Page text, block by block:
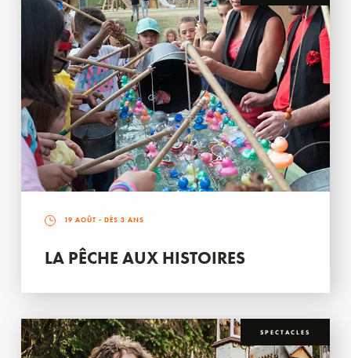
19 AOÛT - DÈS 3 ANS
LA PÊCHE AUX HISTOIRES
SPECTACLES